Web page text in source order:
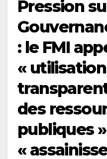
Pression
: le FMI
« utilisation
des
publiques
«